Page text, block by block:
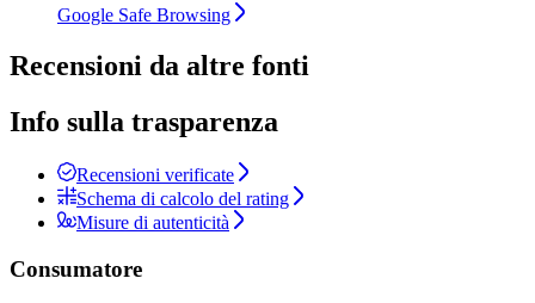
Google Safe Browsing
Recensioni da altre fonti
Info sulla trasparenza
Recensioni verificate
Schema di calcolo del rating
Misure di autenticità
Consumatore